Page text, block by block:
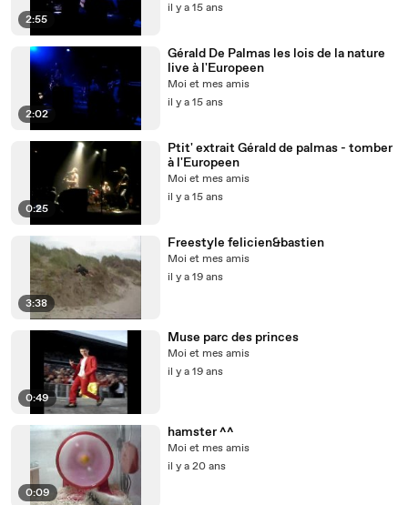
2:55
il y a 15 ans
2:02
Gérald De Palmas les lois de la nature
live à l'Europeen
Moi et mes amis
il y a 15 ans
0:25
Ptit' extrait Gérald de palmas - tomber
à l'Europeen
Moi et mes amis
il y a 15 ans
3:38
Freestyle felicien&bastien
Moi et mes amis
il y a 19 ans
0:49
Muse parc des princes
Moi et mes amis
il y a 19 ans
0:09
hamster ^^
Moi et mes amis
il y a 20 ans